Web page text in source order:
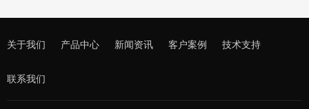
关于我们 产品中心 新闻资讯 客户案例 技术支持
联系我们